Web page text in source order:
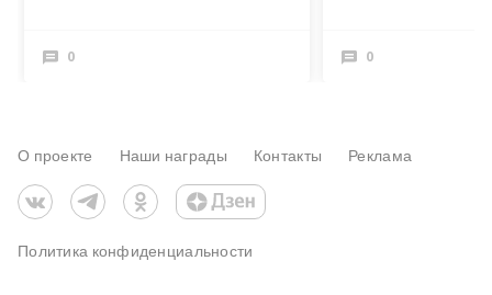
0 0
О проекте Наши награды Контакты Реклама
Политика конфиденциальности